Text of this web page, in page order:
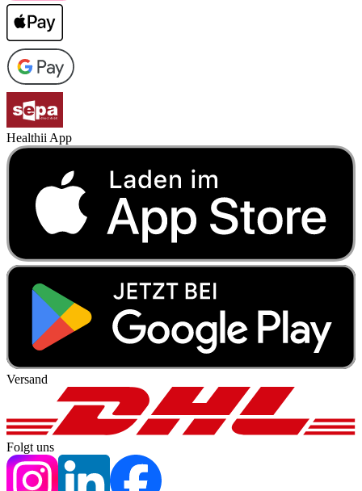
Healthii App
Versand
Folgt uns